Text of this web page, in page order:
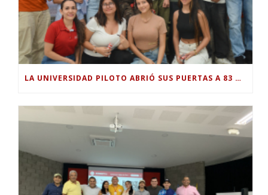
LA UNIVERSIDAD PILOTO ABRIÓ SUS PUERTAS A 83 NUEVOS ESTUDIANTES PARA EL PERIODO ACADÉMICO 2026-2.